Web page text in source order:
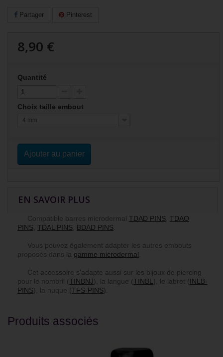
Partager Pinterest
8,90 €
Quantité
Choix taille embout
4 mm
Ajouter au panier
EN SAVOIR PLUS
Compatible barres microdermal TDAD PINS TDAO
PINS TDAL PINS BDAD PINS
Vous pouvez également adapter les autres embouts
proposés dans la gamme microdermal
Cet accessoire s'adapte aussi sur les bijoux de piercing
pour le nombril (TINBNJ), la langue (TINBL ), le labret (INLB-
PINS), la nuque (TFS-PINS).
Produits associés